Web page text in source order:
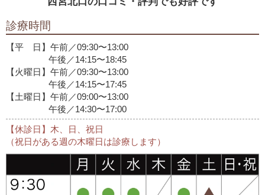
診療時間
【平 日】午前／09:30〜13:00
午後／14:15〜18:45
【火曜日】午前／09:30〜13:00
午後／14:15〜17:45
【土曜日】午前／09:00〜13:00
午後／14:30〜17:00
【休診日】木、日、祝日
（祝日がある週の木曜日は診療します）